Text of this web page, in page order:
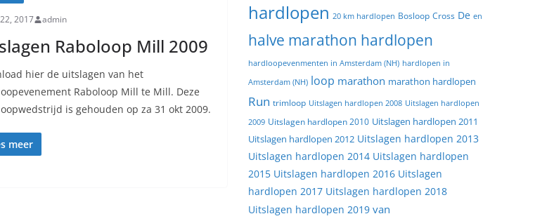
2017 admin
Raboloop Mill 2009
hier de uitslagen van het
Raboloop Mill te Mill. Deze
is gehouden op za 31 okt 2009.
meer
hardlopen 20 km hardlopen Bosloop Cross De en
halve marathon hardlopen
hardloopevenmenten in Amsterdam (NH) hardlopen in
Amsterdam (NH) loop marathon marathon hardlopen
Run trimloop Uitslagen hardlopen 2008 Uitslagen hardlopen
2009 Uitslagen hardlopen 2010 Uitslagen hardlopen 2011
Uitslagen hardlopen 2012 Uitslagen hardlopen 2013
Uitslagen hardlopen 2014 Uitslagen hardlopen
2015 Uitslagen hardlopen 2016 Uitslagen
hardlopen 2017 Uitslagen hardlopen 2018
Uitslagen hardlopen 2019 van